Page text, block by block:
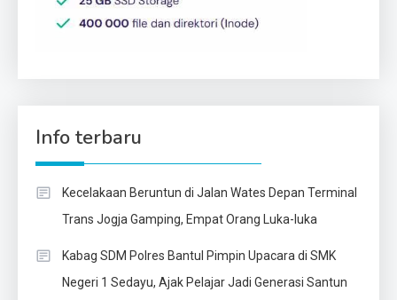
Info terbaru
Kecelakaan Beruntun di Jalan Wates Depan Terminal
Trans Jogja Gamping, Empat Orang Luka-luka
Kabag SDM Polres Bantul Pimpin Upacara di SMK
Negeri 1 Sedayu, Ajak Pelajar Jadi Generasi Santun